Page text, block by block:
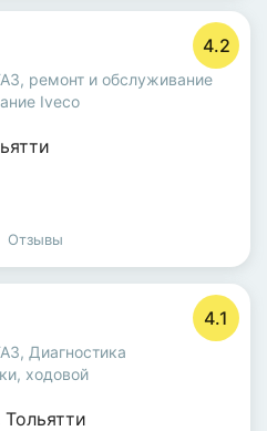
4.2
, ремонт и обслуживание
Iveco
Отзывы
4.1
, Диагностика
ходовой
Тольятти